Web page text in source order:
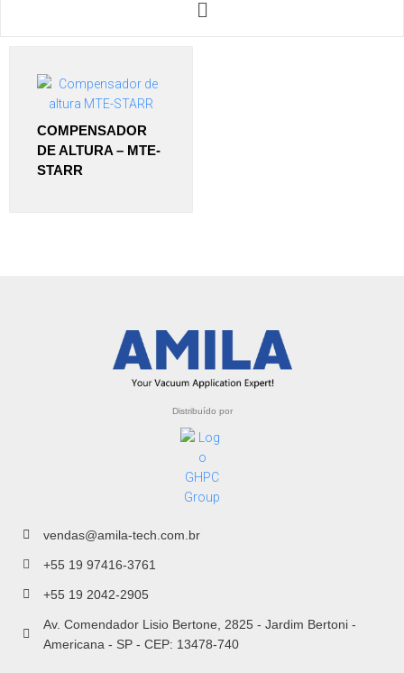
COMPENSADOR
DE ALTURA – MTE-
STARR
Distribuído por
vendas@amila-tech.com.br
+55 19 97416-3761
+55 19 2042-2905
Av. Comendador Lisio Bertone, 2825 - Jardim Bertoni -
Americana - SP - CEP: 13478-740